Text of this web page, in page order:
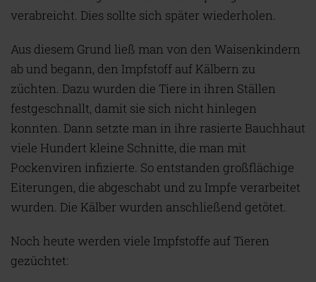
verabreicht. Dies sollte sich später wiederholen.
Aus diesem Grund ließ man von den Waisenkindern
ab und begann, den Impfstoff auf Kälbern zu
züchten. Dazu wurden die Tiere in ihren Ställen
festgeschnallt, damit sie sich nicht hinlegen
konnten. Dann setzte man in ihre rasierte Bauchhaut
viele Hundert kleine Schnitte, die man mit
Pockenviren infizierte. So entstanden großflächige
Eiterungen, die abgeschabt und zu Impfe verarbeitet
wurden. Die Kälber wurden anschließend getötet.
Noch heute werden viele Impfstoffe auf Tieren
gezüchtet: